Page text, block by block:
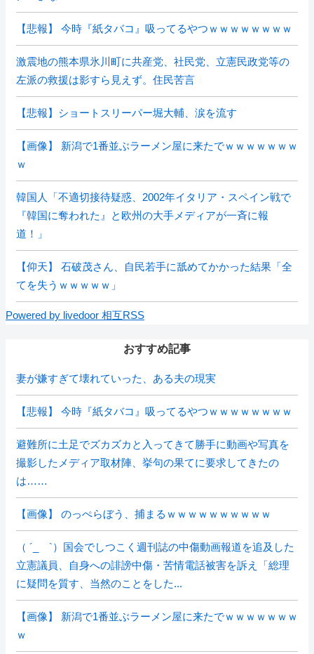
【悲報】 今時『紙タバコ』吸ってるやつｗｗｗｗｗｗｗｗ
激震地の熊本県氷川町に共産党、社民党、立憲民政党等の
左派の救援は影すら見えず。住民苦言
【悲報】ショートスリーパー堀大輔、涙を流す
【画像】 新潟で1番並ぶラーメン屋に来たでｗｗｗｗｗｗｗ
ｗ
韓国人「不適切接待疑惑、2002年イタリア・スペイン戦で
『韓国に奪われた』と欧州の大手メディアが一斉に報
道！」
【仰天】 石破茂さん、自民若手に舐めてかかった結果「全
てを失うｗｗｗｗｗ」
Powered by livedoor 相互RSS
おすすめ記事
妻が嫌すぎて壊れていった、ある夫の現実
【悲報】 今時『紙タバコ』吸ってるやつｗｗｗｗｗｗｗｗ
避難所に土足でズカズカと入ってきて勝手に動画や写真を
撮影したメディア取材陣、挙句の果てに要求してきたの
は……
【画像】 のっぺらぼう、捕まるｗｗｗｗｗｗｗｗｗｗ
（ ´_ゝ`）国会でしつこく週刊誌の中傷動画報道を追及した
立憲議員、自身への誹謗中傷・苦情電話被害を訴え「総理
に疑問を質す、当然のことをした...
【画像】 新潟で1番並ぶラーメン屋に来たでｗｗｗｗｗｗｗ
ｗ